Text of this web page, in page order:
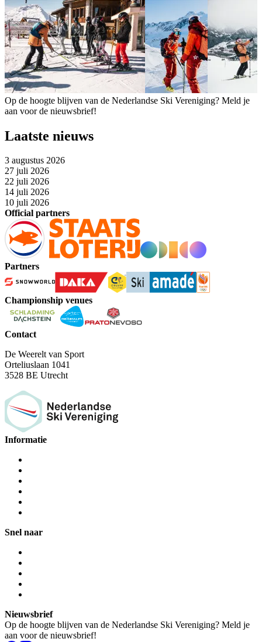
Op de hoogte blijven van de Nederlandse Ski Vereniging? Meld je
aan voor de nieuwsbrief!
Laatste nieuws
3 augustus 2026
27 juli 2026
22 juli 2026
14 juli 2026
10 juli 2026
Official partners
Partners
Championship venues
Contact
De Weerelt van Sport
Orteliuslaan 1041
3528 BE Utrecht
Informatie
Snel naar
Nieuwsbrief
Op de hoogte blijven van de Nederlandse Ski Vereniging? Meld je
aan voor de nieuwsbrief!